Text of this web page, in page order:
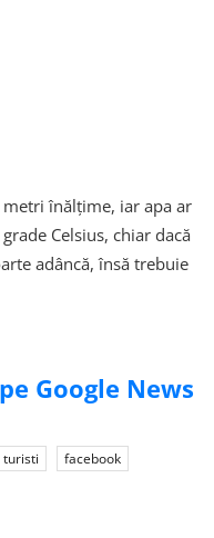
înălțime, iar apa ar
Celsius, chiar dacă
adâncă, însă trebuie
Google News
turisti
facebook